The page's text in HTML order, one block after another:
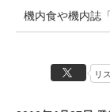
機内食や機内誌
リ